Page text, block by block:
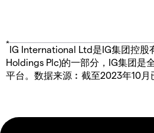
*
IG International Ltd是IG集团控股
Holdings Plc)的一部分，IG集团是
平台。数据来源︰截至2023年10月